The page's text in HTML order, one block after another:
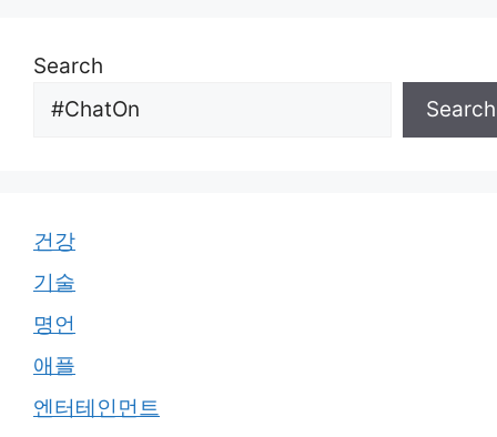
Search
Search
건강
기술
명언
애플
엔터테인먼트